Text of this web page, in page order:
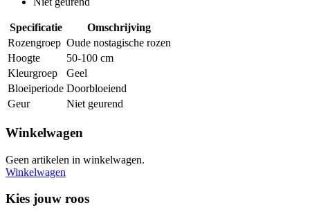
Specificatie
Omschrijving
Rozengroep Oude nostagische rozen
Hoogte
50-100 cm
Kleurgroep
Geel
Bloeiperiode Doorbloeiend
Geur
Niet geurend
Winkelwagen
Geen artikelen in winkelwagen.
Winkelwagen
Kies jouw roos